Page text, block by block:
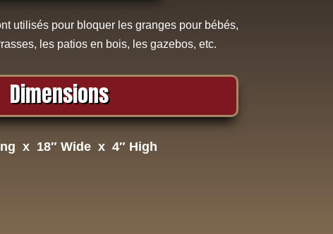
utilisés pour bloquer les granges pour bébés,
les patios en bois, les gazebos, etc.
Dimensions
x 18″ Wide x 4″ High